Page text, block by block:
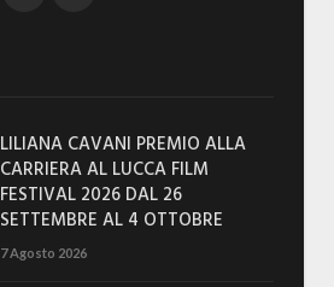
LILIANA CAVANI PREMIO ALLA
CARRIERA AL LUCCA FILM
FESTIVAL 2026 DAL 26
SETTEMBRE AL 4 OTTOBRE
7 Agosto 2026